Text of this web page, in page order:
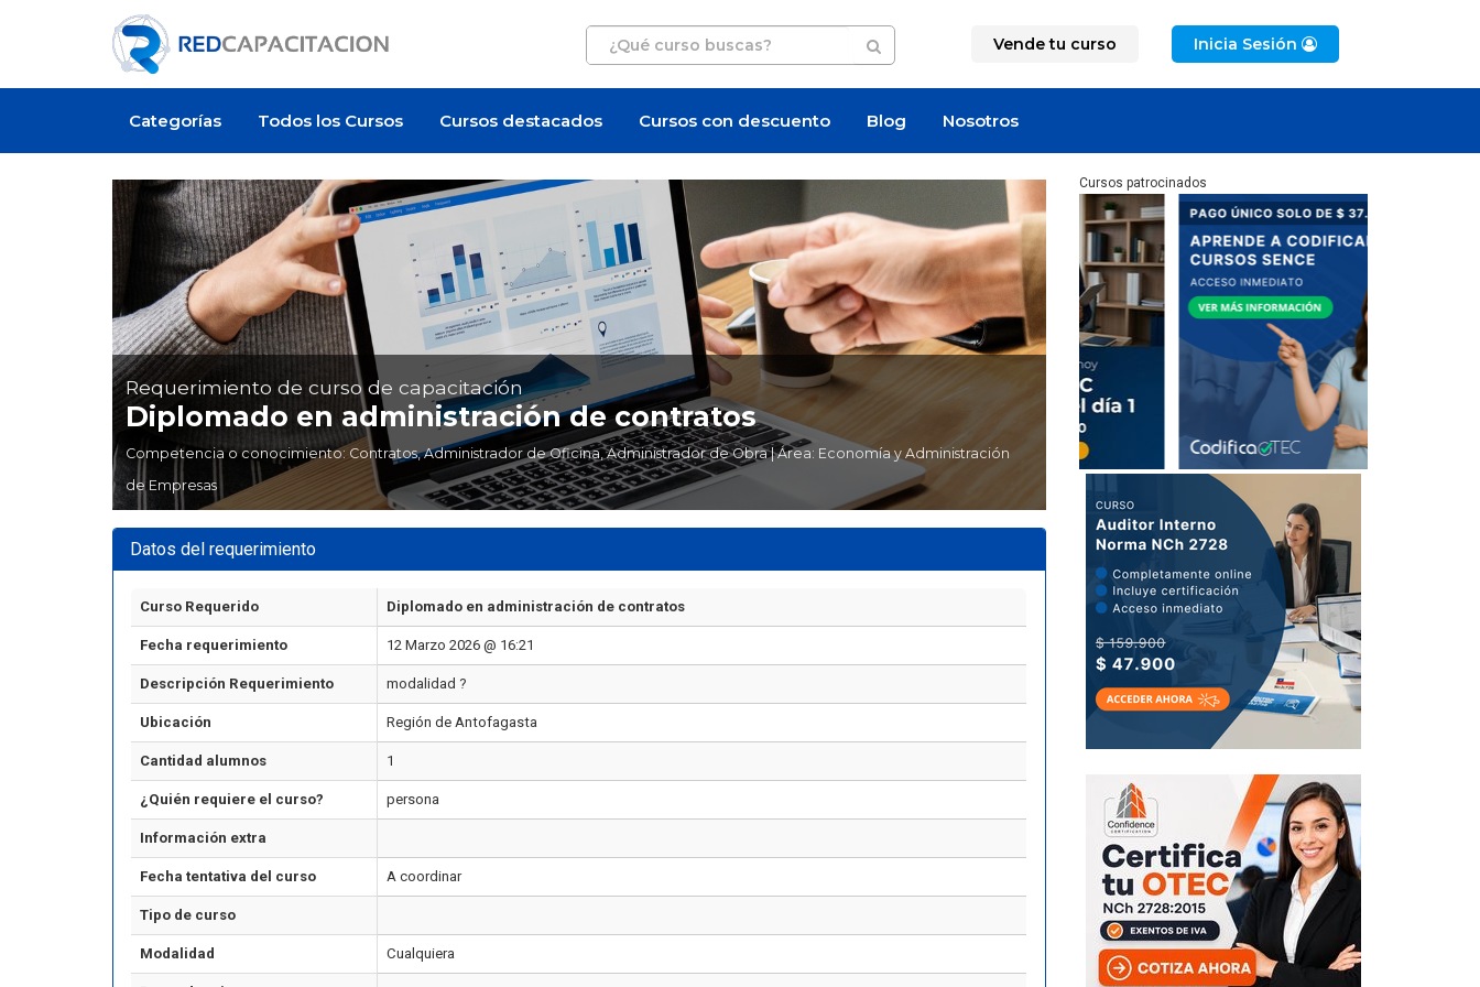
Vende tu curso Inicia Sesión
Categorías Todos los Cursos Cursos destacados Cursos con descuento Blog Nosotros
Requerimiento de curso de capacitación
Diplomado en administración de contratos
Competencia o conocimiento: Contratos, Administrador de Oficina, Administrador de Obra | Área: Economía y Administración
de Empresas
Datos del requerimiento
Curso Requerido Diplomado en administración de contratos
Fecha requerimiento 12 Marzo 2026 @ 16:21
Descripción Requerimiento modalidad ?
Ubicación Región de Antofagasta
Cantidad alumnos 1
¿Quién requiere el curso? persona
Información extra
Fecha tentativa del curso A coordinar
Tipo de curso
Modalidad Cualquiera
Cursos patrocinados